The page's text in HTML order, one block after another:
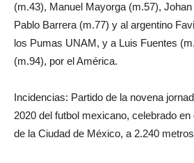
(m.43), Manuel Mayorga (m.57),
Pablo Barrera (m.77) y al argentino
los Pumas UNAM, y a Luis Fuentes
(m.94), por el América.
Incidencias: Partido de la novena
2020 del futbol mexicano, celebrado
de la Ciudad de México, a 2.240